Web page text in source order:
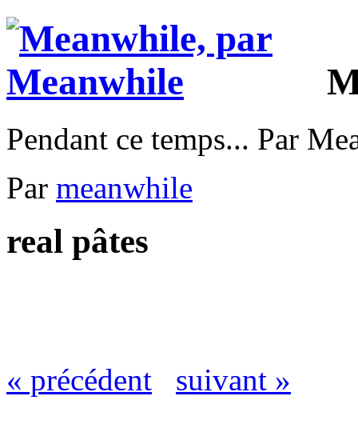
Pendant ce temps... Par
Par meanwhile
real pâtes
« précédent suivant »